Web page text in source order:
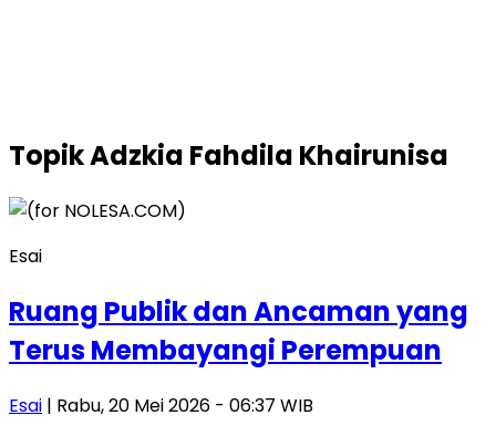
TopikAdzkia Fahdila Khairunisa
Esai
Ruang Publik dan Ancaman yang
Terus Membayangi Perempuan
Esai | Rabu, 20 Mei 2026 - 06:37 WIB